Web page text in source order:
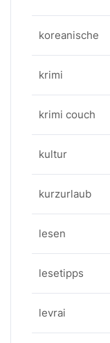
koreanische
krimi
krimi couch
kultur
kurzurlaub
lesen
lesetipps
levrai